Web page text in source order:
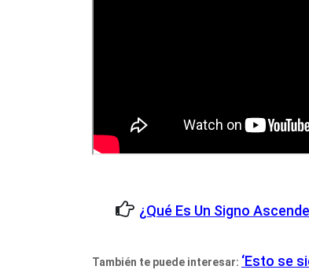
¿Qué Es Un Signo
También te puede interesar: ‘Esto se